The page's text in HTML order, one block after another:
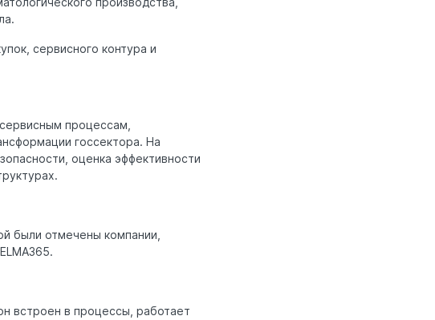
сервисного контура и
процессам,
госсектора. На
оценка эффективности
были отмечены компании,
встроен в процессы, работает